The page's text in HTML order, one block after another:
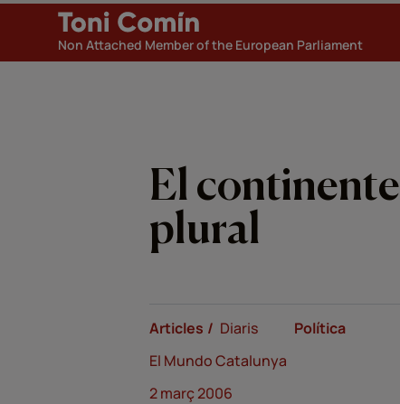
Non Attached Member of the European Parliament
El
plural
Articles
Diaris
El Mundo Catalunya
2 març 2006
Política